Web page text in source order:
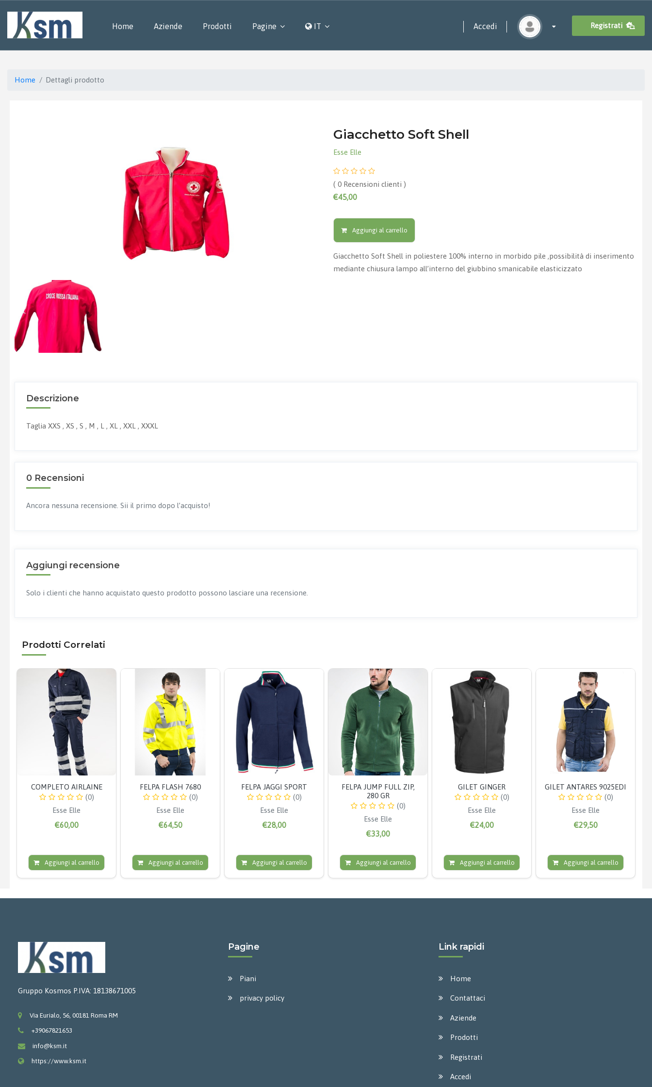
Home Aziende Prodotti Pagine IT Registrati
Accedi
Home Dettagli prodotto
Giacchetto Soft Shell
Esse Elle
( 0 Recensioni clienti )
€45,00
Aggiungi al carrello
Giacchetto Soft Shell in poliestere 100% interno in morbido pile ,possibilità di inserimento
mediante chiusura lampo all’interno del giubbino smanicabile elasticizzato
Descrizione
Taglia XXS , XS , S , M , L , XL , XXL , XXXL
0 Recensioni
Ancora nessuna recensione. Sii il primo dopo l’acquisto!
Aggiungi recensione
Solo i clienti che hanno acquistato questo prodotto possono lasciare una recensione.
Prodotti Correlati
COMPLETO AIRLAINE
(0)
Esse Elle
€60,00
Aggiungi al carrello
FELPA FLASH 7680
(0)
Esse Elle
€64,50
Aggiungi al carrello
FELPA JAGGI SPORT
(0)
Esse Elle
€28,00
Aggiungi al carrello
FELPA JUMP FULL ZIP,
280 GR
(0)
Esse Elle
€33,00
Aggiungi al carrello
GILET GINGER
(0)
Esse Elle
€24,00
Aggiungi al carrello
GILET ANTARES 9025EDI
(0)
Esse Elle
€29,50
Aggiungi al carrello
Gruppo Kosmos P.IVA: 18138671005
Via Eurialo, 56, 00181 Roma RM
+39067821653
info@ksm.it
https://www.ksm.it
Pagine
Piani
privacy policy
Link rapidi
Home
Contattaci
Aziende
Prodotti
Registrati
Accedi